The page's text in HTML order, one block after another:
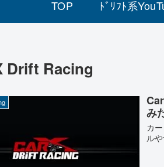
TOP ﾄﾞﾘﾌﾄ系
Drift Racing
み
カ
ル